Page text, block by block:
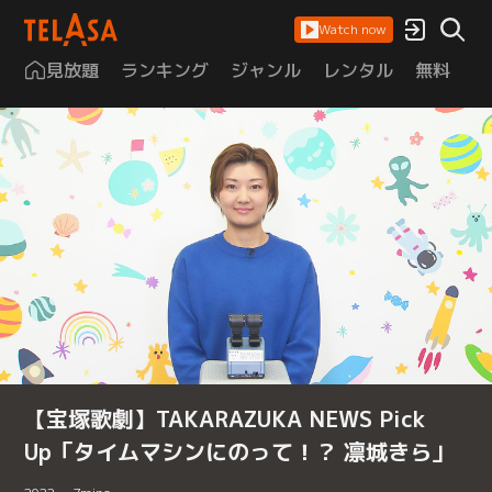
Watch now
見放題 ランキング ジャンル レンタル 無料
【宝塚歌劇】TAKARAZUKA NEWS Pick
Up「タイムマシンにのって！？ 凛城きら」